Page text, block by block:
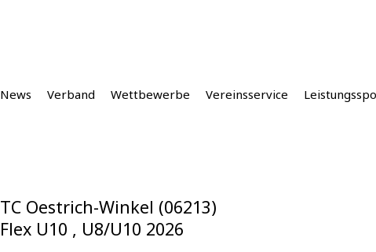
News Verband Wettbewerbe Vereinsservice
TC Oestrich-Winkel (06213)
Flex U10 , U8/U10 2026